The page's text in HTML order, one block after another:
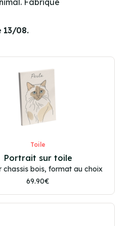
Fabriqué
13/08.
Toile
Portrait sur toile
chassis bois, format au choix
69.90€